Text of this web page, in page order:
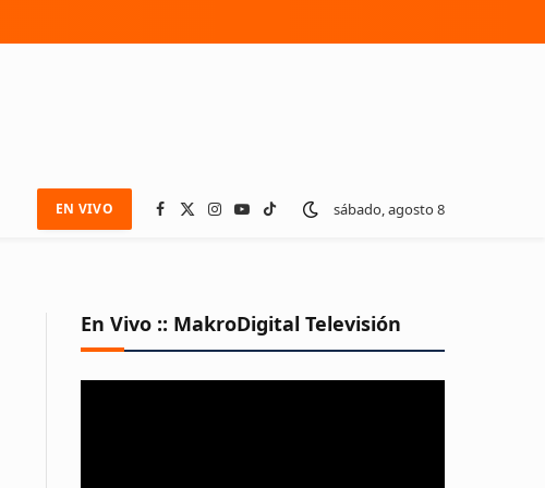
EN VIVO Facebook
X
Instagram
YouTube
TikTok sábado, agosto 8
En Vivo :: MakroDigital Televisión